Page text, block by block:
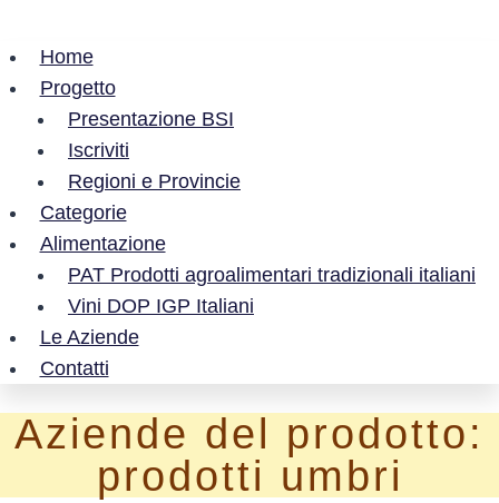
Home
Progetto
Presentazione BSI
Iscriviti
Regioni e Provincie
Categorie
Alimentazione
PAT Prodotti agroalimentari tradizionali italiani
Vini DOP IGP Italiani
Le Aziende
Contatti
Aziende del prodotto:
prodotti umbri